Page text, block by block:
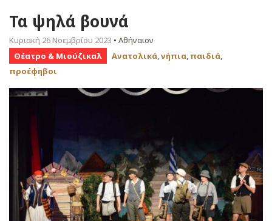
Τα ψηλά βουνά
Κυριακή 26 Νοεμβρίου 2023 • Αθήναιον
Θέατρο & Μιούζικαλ
Ανατολικά,νήπια, παιδιά,
προέφηβοι